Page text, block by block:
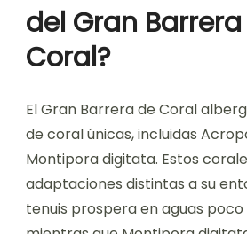
del Gran
Coral?
El Gran Barrera de Coral
de coral únicas, incluidas
Montipora digitata. Estos
adaptaciones distintas a su
tenuis prospera en aguas